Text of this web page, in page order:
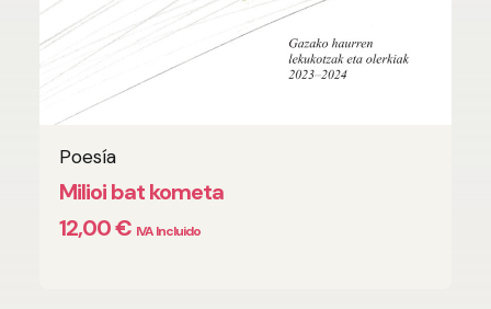
Poesía
Milioi bat kometa
12,00€ IVA Incluido